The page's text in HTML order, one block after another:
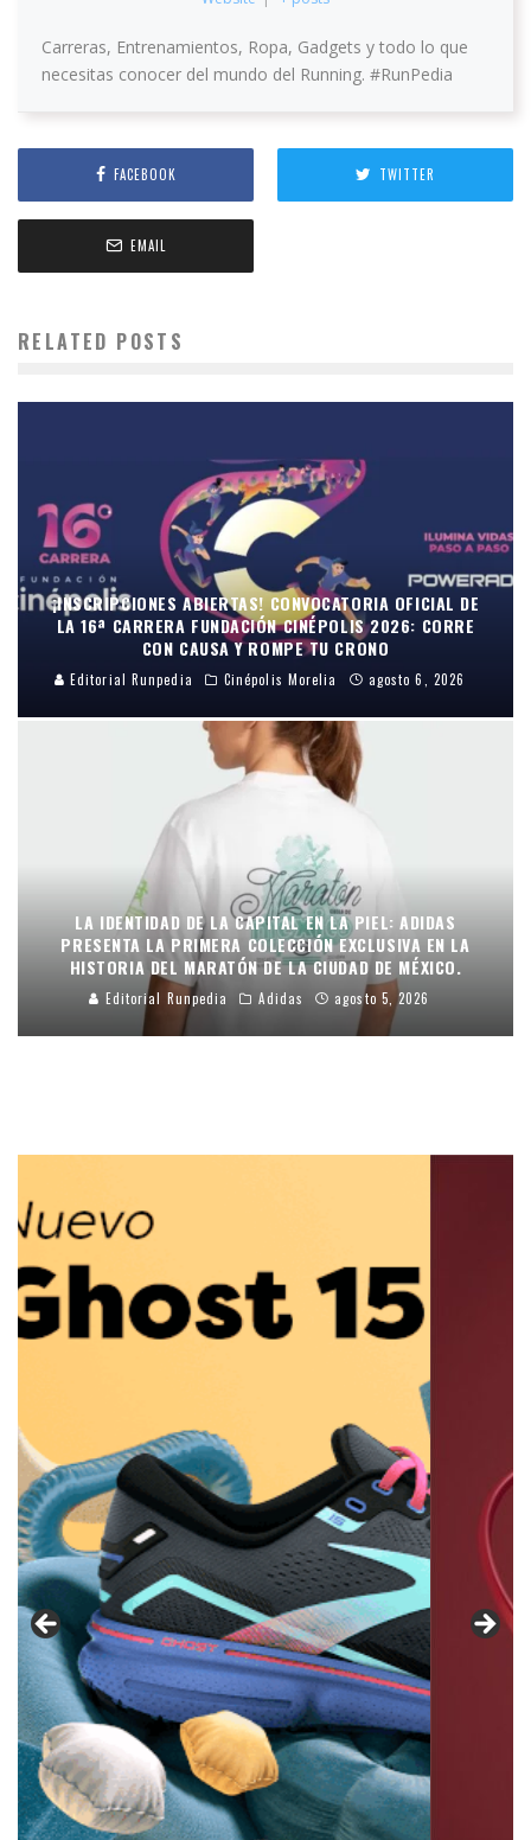
Carreras, Entrenamientos, Ropa, Gadgets y todo lo que
necesitas conocer del mundo del Running. #RunPedia
FACEBOOK TWITTER
EMAIL
RELATED POSTS
¡INSCRIPCIONES ABIERTAS! CONVOCATORIA OFICIAL DE
LA 16ª CARRERA FUNDACIÓN CINÉPOLIS 2026: CORRE
CON CAUSA Y ROMPE TU CRONO
Editorial Runpedia Cinépolis Morelia agosto 6, 2026
LA IDENTIDAD DE LA CAPITAL EN LA PIEL: ADIDAS
PRESENTA LA PRIMERA COLECCIÓN EXCLUSIVA EN LA
HISTORIA DEL MARATÓN DE LA CIUDAD DE MÉXICO.
Editorial Runpedia Adidas agosto 5, 2026